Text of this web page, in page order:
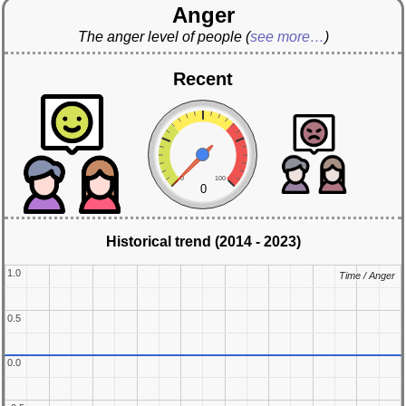
Anger
The anger level of people (see more…)
Recent
0 100
0
Historical trend (2014 - 2023)
0.0
0.0
0.5
0.5
1.0
1.0 Time / Anger
Time / Anger